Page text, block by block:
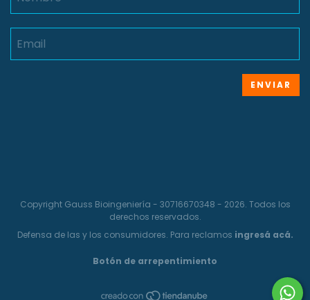
Copyright Gauss Bioingeniería - 30716670348 - 2026. Todos los
derechos reservados.
Defensa de las y los consumidores. Para reclamos ingresá acá.
Botón de arrepentimiento